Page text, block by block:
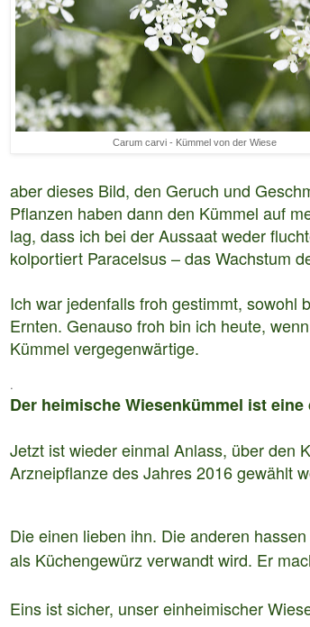
Carum carvi - Kümmel von der Wiese
aber dieses Bild, den Geruch und
Pflanzen haben dann den Kümmel auf
lag, dass ich bei der Aussaat weder
kolportiert Paracelsus – das Wachstum
Ich war jedenfalls froh gestimmt, sowohl
Ernten. Genauso froh bin ich heute,
Kümmel vergegenwärtige.
.
Der heimische Wiesenkümmel ist
Jetzt ist wieder einmal Anlass, über den
Arzneipflanze des Jahres 2016 gewählt
Die einen lieben ihn. Die anderen
als Küchengewürz verwandt wird. Er
Eins ist sicher, unser einheimischer